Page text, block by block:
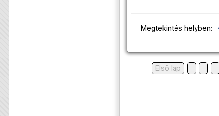
Megtekintés helyben:
Első lap